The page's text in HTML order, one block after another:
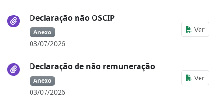
Declaração não OSCIP
Anexo
03/07/2026
Ver
Declaração de não remuneração
Anexo
03/07/2026
Ver